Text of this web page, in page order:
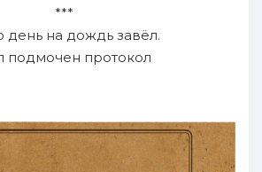
***
день на дождь завёл.
подмочен протокол